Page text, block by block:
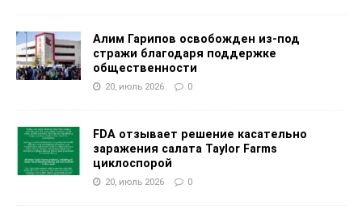
Алим Гарипов освобожден из-под
стражи благодаря поддержке
общественности
20, июль 2026 0
FDA отзывает решение касательно
заражения салата Taylor Farms
циклоспорой
20, июль 2026 0